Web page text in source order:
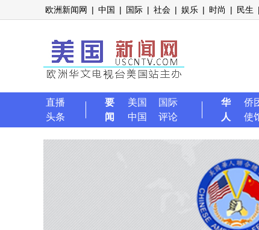
欧洲新闻网 | 中国 | 国际 | 社会 | 娱乐 | 时尚 | 民生 |
直播
头条
要
闻
美国
国际
中国
评论
华
人
侨
使